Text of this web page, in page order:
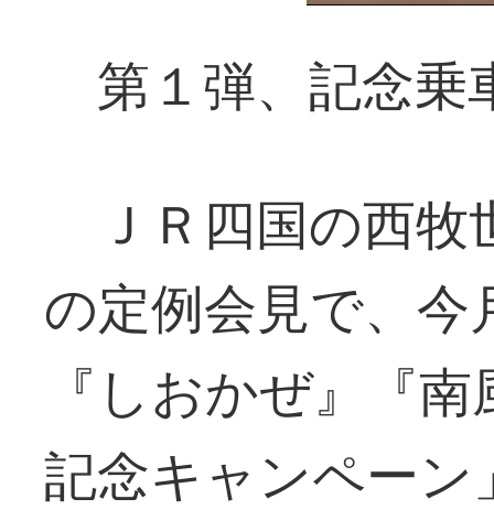
第１弾、記念乗
ＪＲ四国の西牧
の定例会見で、
『しおかぜ』『
記念キャンペー